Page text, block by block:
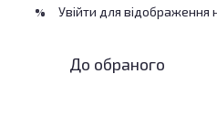
% Увійти для відображення
До обраного